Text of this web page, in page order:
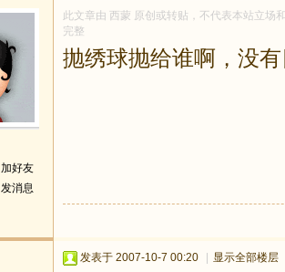
加好友
发消息
此文章由 西蒙 原创或转贴，不代表本站立场
完整
抛绣球抛给谁啊，没
发表于 2007-10-7 00:20 显示全部楼层